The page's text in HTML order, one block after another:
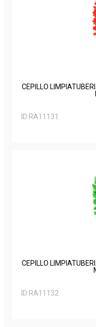
CEPILLO
ID:RA11131
CEPILLO
ID:RA11132